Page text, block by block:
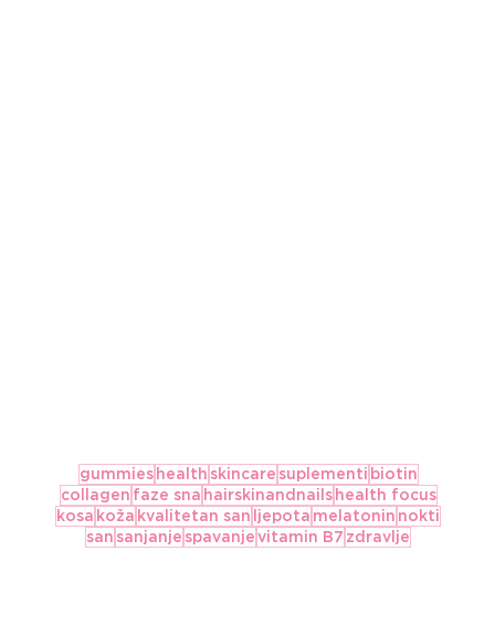
gummies health skincare suplementi biotin
collagen faze sna hairskinandnails health focus
kosa koža kvalitetan san ljepota melatonin nokti
san sanjanje spavanje vitamin B7 zdravlje